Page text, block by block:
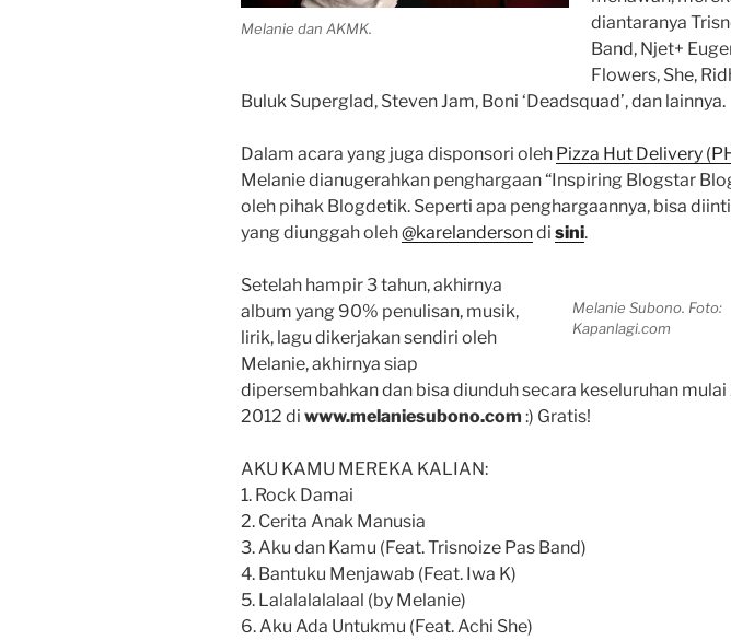
Melanie dan AKMK.
diantaranya
Band, Njet+
Flowers, She,
Buluk Superglad, Steven Jam, Boni ‘Deadsquad’, dan lainnya.
Dalam acara yang juga disponsori oleh Pizza Hut Delivery
Melanie dianugerahkan penghargaan “Inspiring Blogstar
oleh pihak Blogdetik. Seperti apa penghargaannya, bisa
yang diunggah oleh@karelandersondi sini.
Melanie Subono. Foto:
Kapanlagi.com
Setelah hampir 3 tahun, akhirnya
album yang 90% penulisan, musik,
lirik, lagu dikerjakan sendiri oleh
Melanie, akhirnya siap
dipersembahkan dan bisa diunduh secara keseluruhan mulai
2012 di www.melaniesubono.com :) Gratis!
AKU KAMU MEREKA KALIAN:
1. Rock Damai
2. Cerita Anak Manusia
3. Aku dan Kamu (Feat. Trisnoize Pas Band)
4. Bantuku Menjawab (Feat. Iwa K)
5. Lalalalalalaal (by Melanie)
6. Aku Ada Untukmu (Feat. Achi She)